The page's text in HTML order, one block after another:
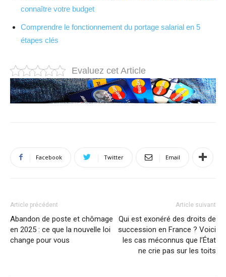
connaître votre budget
Comprendre le fonctionnement du portage salarial en 5
étapes clés
Evaluez cet Article
Facebook Twitter Email
Article précédent
Abandon de poste et chômage
en 2025 : ce que la nouvelle loi
change pour vous
Article suivant
Qui est exonéré des droits de
succession en France ? Voici
les cas méconnus que l’État
ne crie pas sur les toits